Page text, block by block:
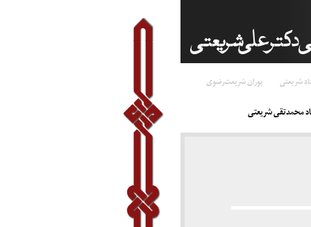
شریعتی پوران شریعت‌رضوی
محمدتقی شریعتی